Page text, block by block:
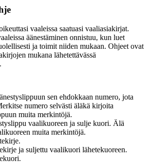
vaaleissa saatuasi vaaliasiakirjat.
äänestäminen onnistuu, kun luet
ja toimit niiden mukaan. Ohjeet ovat
mukana lähetettävässä
sen ehdokkaan numero, jota
numero selvästi äläkä kirjoita
muita merkintöjä.
vaalikuoreen ja sulje kuori. Älä
muita merkintöjä.
ja suljettu vaalikuori lähetekuoreen.